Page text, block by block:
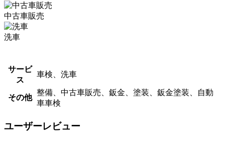
中古車販売
洗車
サービ
ス
車検、洗車
その他
整備、中古車販売、鈑金、塗装、鈑金塗装、自動
車車検
ユーザーレビュー